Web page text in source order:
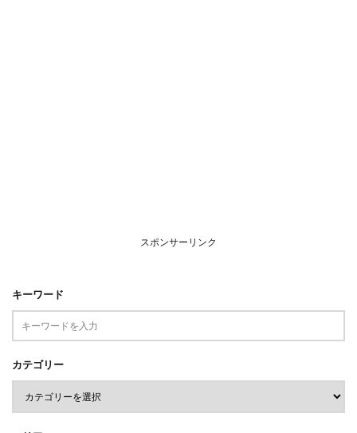
スポンサーリンク
キーワード
カテゴリー